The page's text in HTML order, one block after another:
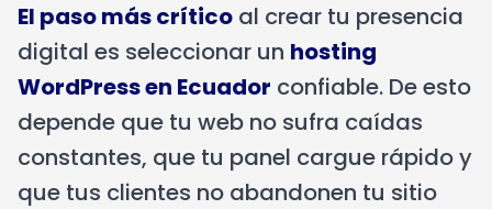
El paso más crítico al crear tu presencia
digital es seleccionar un hosting
WordPress en Ecuador confiable. De esto
depende que tu web no sufra caídas
constantes, que tu panel cargue rápido y
que tus clientes no abandonen tu sitio